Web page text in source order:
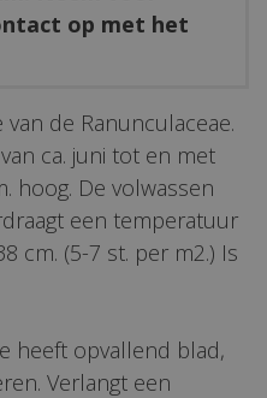
op met het
van de Ranunculaceae.
ca. juni tot en met
hoog. De volwassen
een temperatuur
cm. (5-7 st. per m2.) Is
heeft opvallend blad,
Verlangt een